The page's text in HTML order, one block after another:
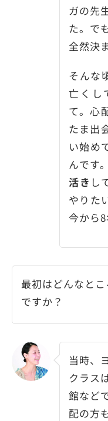
ガの先
た。で
全然決
そんな
亡くし
て。心
たま出
い始め
んです
活き し
やりた
今から8
最初はどんなと
ですか？
当時、
クラス
館など
配の方